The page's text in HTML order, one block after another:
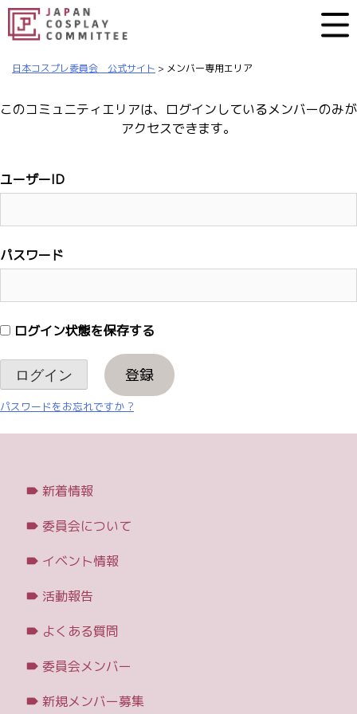
日本コスプレ委員会 公式サイト > メンバー専用エリア
このコミュニティエリアは、ログインしているメンバーのみが
アクセスできます。
ユーザーID
パスワード
ログイン状態を保存する
登録
パスワードをお忘れですか ?
新着情報
委員会について
イベント情報
活動報告
よくある質問
委員会メンバー
新規メンバー募集